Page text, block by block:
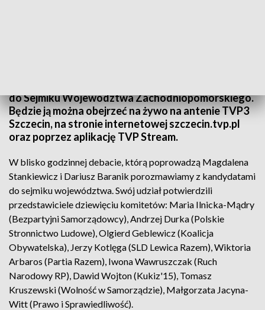
do Sejmiku Województwa Zachodniopomorskiego.
Będzie ją można obejrzeć na żywo na antenie TVP3
Szczecin, na stronie internetowej szczecin.tvp.pl
oraz poprzez aplikację TVP Stream.
W blisko godzinnej debacie, którą poprowadzą Magdalena
Stankiewicz i Dariusz Baranik porozmawiamy z kandydatami
do sejmiku województwa. Swój udział potwierdzili
przedstawiciele dziewięciu komitetów: Maria Ilnicka-Mądry
(Bezpartyjni Samorządowcy), Andrzej Durka (Polskie
Stronnictwo Ludowe), Olgierd Geblewicz (Koalicja
Obywatelska), Jerzy Kotlęga (SLD Lewica Razem), Wiktoria
Arbaros (Partia Razem), Iwona Wawruszczak (Ruch
Narodowy RP), Dawid Wojton (Kukiz'15), Tomasz
Kruszewski (Wolność w Samorządzie), Małgorzata Jacyna-
Witt (Prawo i Sprawiedliwość).